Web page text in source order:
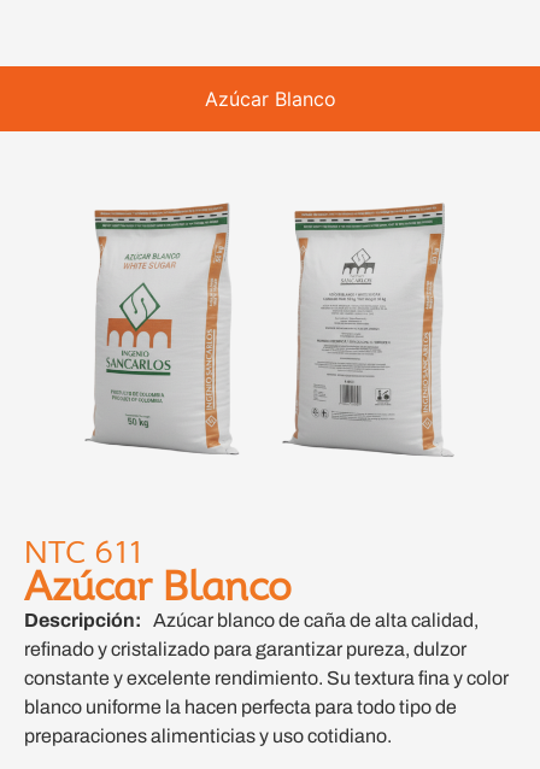
Azúcar Blanco
NTC 611
Azúcar Blanco
Descripción: Azúcar blanco de caña de alta calidad,
refinado y cristalizado para garantizar pureza, dulzor
constante y excelente rendimiento. Su textura fina y color
blanco uniforme la hacen perfecta para todo tipo de
preparaciones alimenticias y uso cotidiano.